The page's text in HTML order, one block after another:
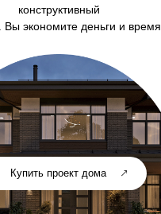
Купить проект дома
конструктивный
Вы экономите деньги и время.